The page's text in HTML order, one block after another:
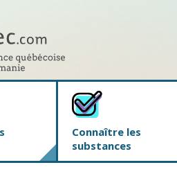
Connaître les
substances